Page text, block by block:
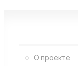
О проекте